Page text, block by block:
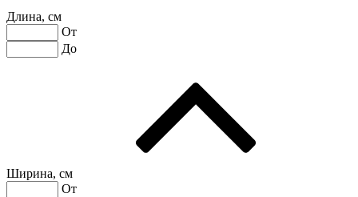
Длина, см
От
До
Ширина, см
От